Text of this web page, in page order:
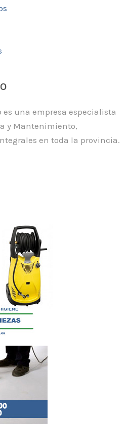
es una empresa especialista
y Mantenimiento,
en toda la provincia.